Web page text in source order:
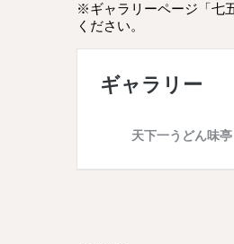
※ギャラリーページ「七
ください。